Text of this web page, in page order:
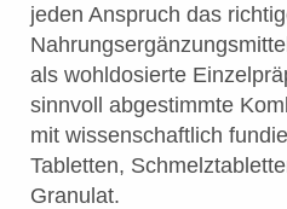
jeden Anspruch das
als wohldosierte
sinnvoll abgestimmte
mit wissenschaftlich
Tabletten,
Granulat.